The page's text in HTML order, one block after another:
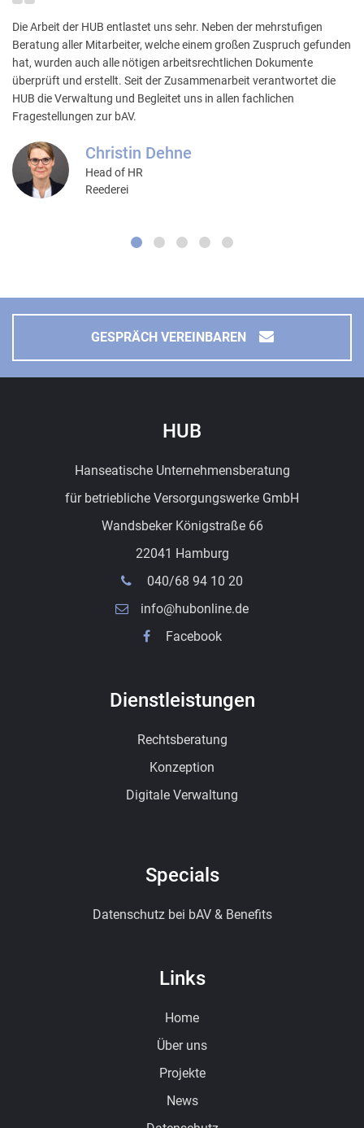
Die Arbeit der HUB entlastet uns sehr. Neben der mehrstufigen
Beratung aller Mitarbeiter, welche einem großen Zuspruch gefunden
hat, wurden auch alle nötigen arbeitsrechtlichen Dokumente
überprüft und erstellt. Seit der Zusammenarbeit verantwortet die
HUB die Verwaltung und Begleitet uns in allen fachlichen
Fragestellungen zur bAV.
Christin Dehne
Head of HR
Reederei
GESPRÄCH VEREINBAREN
HUB
Hanseatische Unternehmensberatung
für betriebliche Versorgungswerke GmbH
Wandsbeker Königstraße 66
22041 Hamburg
040/68 94 10 20
info@hubonline.de
Facebook
Dienstleistungen
Rechtsberatung
Konzeption
Digitale Verwaltung
Specials
Datenschutz bei bAV & Benefits
Links
Home
Über uns
Projekte
News